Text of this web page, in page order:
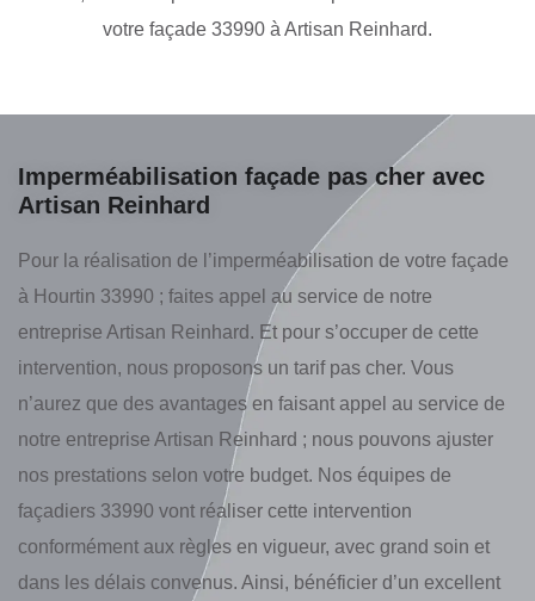
votre façade 33990 à Artisan Reinhard.
Imperméabilisation façade pas cher avec
Artisan Reinhard
Pour la réalisation de l’imperméabilisation de votre façade
à Hourtin 33990 ; faites appel au service de notre
entreprise Artisan Reinhard. Et pour s’occuper de cette
intervention, nous proposons un tarif pas cher. Vous
n’aurez que des avantages en faisant appel au service de
notre entreprise Artisan Reinhard ; nous pouvons ajuster
nos prestations selon votre budget. Nos équipes de
façadiers 33990 vont réaliser cette intervention
conformément aux règles en vigueur, avec grand soin et
dans les délais convenus. Ainsi, bénéficier d’un excellent